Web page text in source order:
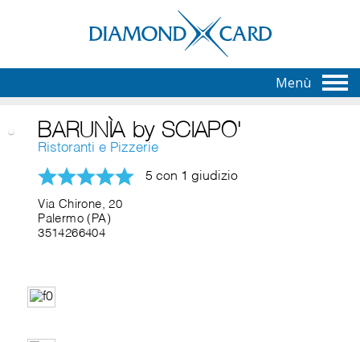
Menù
BARUNÌA by SCIAPO'
Ristoranti e Pizzerie
5 con 1 giudizio
Via Chirone, 20
Palermo (PA)
3514266404